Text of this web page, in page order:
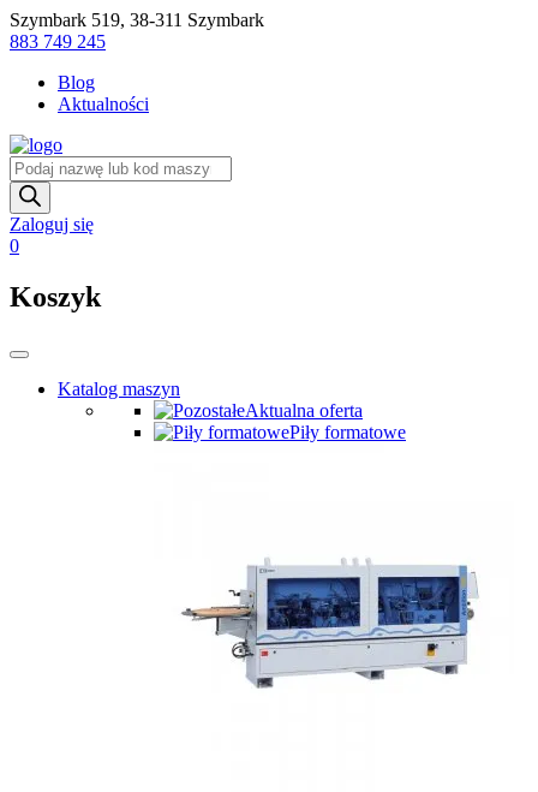
Skip
to
Szymbark 519, 38-311 Szymbark
883 749 245
Blog
Aktualności
Wyszukiwarka
produktów
Zaloguj się
0
Koszyk
Katalog maszyn
Aktualna oferta
Piły formatowe